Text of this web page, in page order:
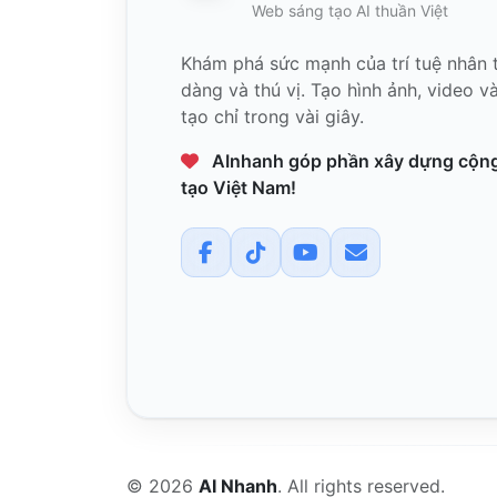
Web sáng tạo AI thuần Việt
Khám phá sức mạnh của trí tuệ
dàng và thú vị. Tạo hình ảnh, video
tạo chỉ trong vài giây.
AInhanh góp phần xây dựng
tạo Việt Nam!
© 2026 AI Nhanh. All rights reserved.